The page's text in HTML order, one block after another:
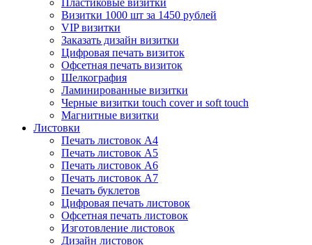
Пластиковые визитки
Визитки 1000 шт за 1450 рублей
VIP визитки
Заказать дизайн визитки
Цифровая печать визиток
Офсетная печать визиток
Шелкография
Ламинированные визитки
Черные визитки touch cover и soft touch
Магнитные визитки
Листовки
Печать листовок А4
Печать листовок А5
Печать листовок А6
Печать листовок А7
Печать буклетов
Цифровая печать листовок
Офсетная печать листовок
Изготовление листовок
Дизайн листовок